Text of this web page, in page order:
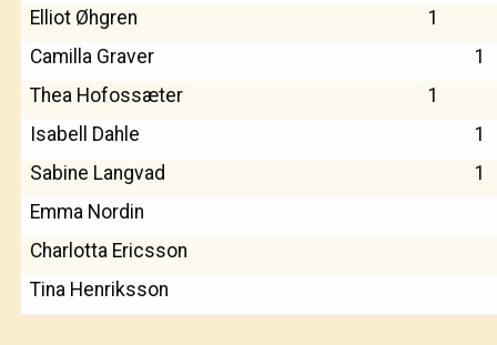
Elliot Øhgren
1
Camilla Graver
1
Thea Hofossæter
1
Isabell Dahle
1
Sabine Langvad
1
Emma Nordin
Charlotta Ericsson
Tina Henriksson